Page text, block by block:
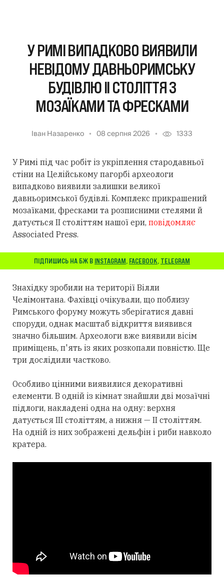
У РИМІ ВИПАДКОВО ВИЯВИЛИ
НЕВІДОМУ ДАВНЬОРИМСЬКУ
БУДІВЛЮ II СТОЛІТТЯ З
МОЗАЇКАМИ ТА ФРЕСКАМИ
Іван Назаренко 08 серпня 2026 1333
У Римі під час робіт із укріплення стародавньої
стіни на Целійському пагорбі археологи
випадково виявили залишки великої
давньоримської будівлі. Комплекс прикрашений
мозаїками, фресками та розписними стелями й
датується II століттям нашої ери, повідомляє
Associated Press.
ПІДПИШИСЬ НА БЖ В INSTAGRAM, FACEBOOK, TELEGRAM
Знахідку зробили на території Вілли
Челімонтана. Фахівці очікували, що поблизу
Римського форуму можуть зберігатися давні
споруди, однак масштаб відкриття виявився
значно більшим. Археологи вже виявили вісім
приміщень, п'ять із яких розкопали повністю. Ще
три дослідили частково.
Особливо цінними виявилися декоративні
елементи. В одній із кімнат знайшли дві мозаїчні
підлоги, накладені одна на одну: верхня
датується III століттям, а нижня — II століттям.
На одній із них зображені дельфін і риби навколо
кратера.